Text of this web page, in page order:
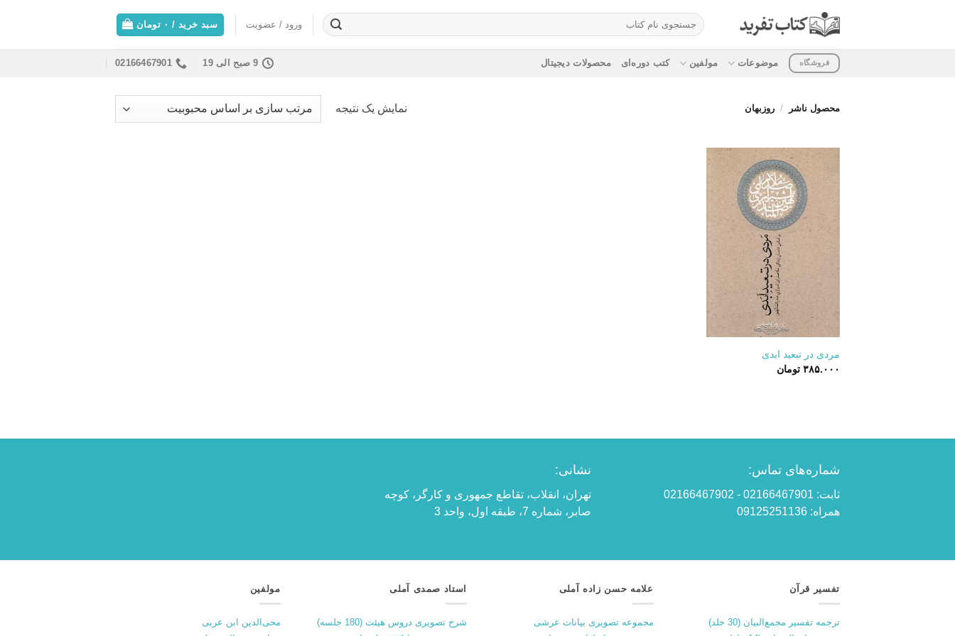
جستجو
برای:
ورود / عضویت سبد خرید / ۰ تومان
فروشگاه موضوعات مولفین کتب دوره‌ای محصولات دیجیتال 9 صبح الی 19 02166467901
محصول ناشر / روزبهان نمایش یک نتیجه
مردی در تبعید ابدی
۳۸۵.۰۰۰ تومان
شماره‌های تماس:
ثابت: 02166467901 - 02166467902
همراه: 09125251136
نشانی:
تهران، انقلاب، تقاطع جمهوری و کارگر، کوچه
صابر، شماره 7، طبقه اول، واحد 3
تفسیر قرآن
ترجمه تفسیر مجمع‌البیان (30 جلد)
علامه حسن زاده آملی
مجموعه تصویری بیانات عرشی
استاد صمدی آملی
شرح تصویری دروس هیئت (180 جلسه)
مولفین
محی‌الدین ابن عربی